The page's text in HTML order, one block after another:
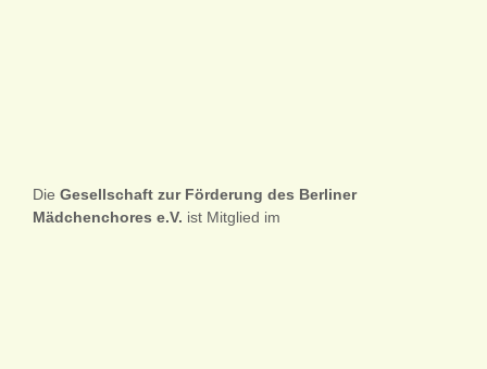
Die Gesellschaft zur Förderung des Berliner
Mädchenchores e.V. ist Mitglied im